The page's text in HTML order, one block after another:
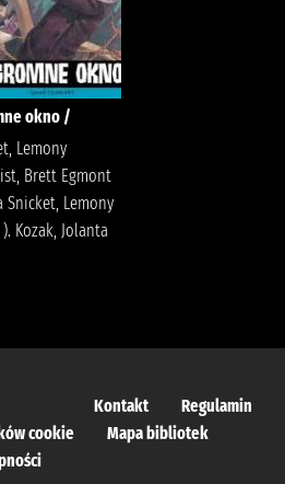
okno /
Lemony
Brett Egmont
Snicket, Lemony
). Kozak, Jolanta
Kontakt
Regulamin
cookie
Mapa bibliotek